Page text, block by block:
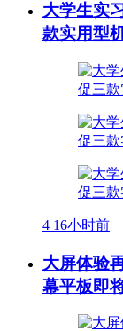
大学生实
款实用型
4 16小时前
大屏体验
幕平板即